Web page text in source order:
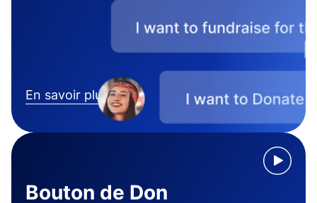
En savoir plus
Bouton de Don